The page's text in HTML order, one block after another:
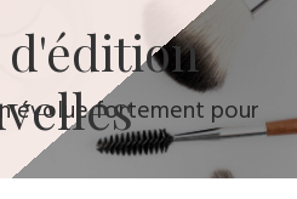
évolue fortement ​pour